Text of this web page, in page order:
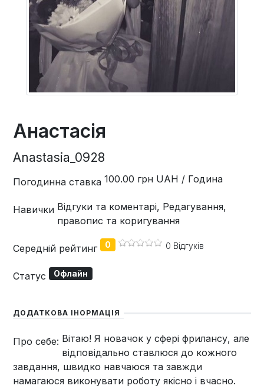
Анастасія
Anastasia_0928
Погодинна ставка 100.00 грн UAH / Година
Навички Відгуки та коментарі, Редагування,
правопис та коригування
Середній рейтинг 0 0 Відгуків
Статус Офлайн
ДОДАТКОВА ІНОРМАЦІЯ
Про себе: Вітаю! Я новачок у сфері фрилансу, але
відповідально ставлюся до кожного
завдання, швидко навчаюся та завжди
намагаюся виконувати роботу якісно і вчасно.